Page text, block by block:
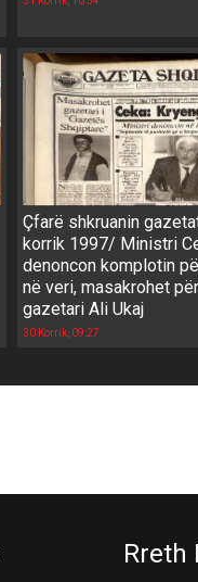
Çfarë shkruanin
korrik 1997/ Ministri
denoncon komplotin
në veri, masakrohet
gazetari Ali Ukaj
30 Korrik, 09:27
Rreth